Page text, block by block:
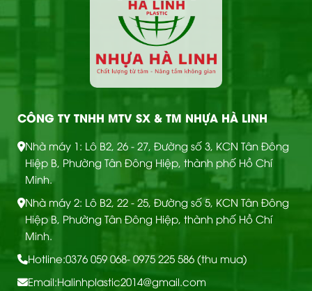
CÔNG TY TNHH MTV SX & TM NHỰA HÀ LINH
Nhà máy 1: Lô B2, 26 - 27, Đường số 3, KCN Tân Đông
Hiệp B, Phường Tân Đông Hiệp, thành phố Hồ Chí
Minh.
Nhà máy 2: Lô B2, 22 - 25, Đường số 5, KCN Tân Đông
Hiệp B, Phường Tân Đông Hiệp, thành phố Hồ Chí
Minh.
Hotline:0376 059 068- 0975 225 586 (thu mua)
Email:Halinhplastic2014@gmail.com